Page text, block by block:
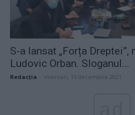
S-a lansat „Forța
Ludovic Orban. Sloganul...
Redacţia miercuri, 15 decembrie 2021